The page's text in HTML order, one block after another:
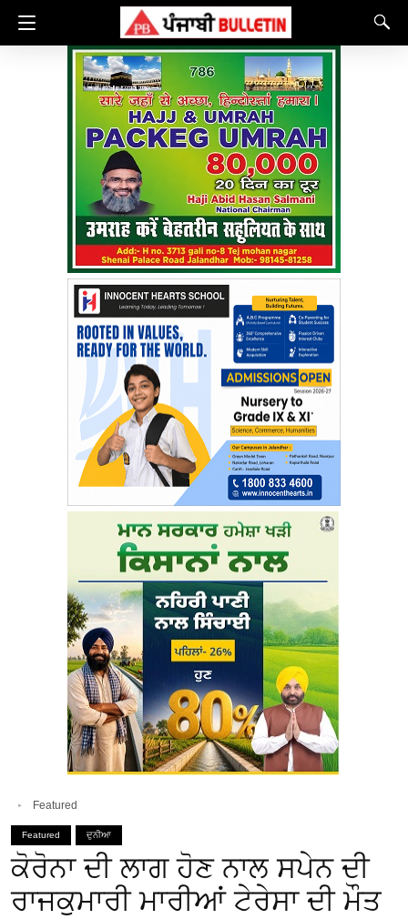
Featured
Featured ਦੁਨੀਆ
ਕੋਰੋਨਾ ਦੀ ਲਾਗ ਹੋਣ ਨਾਲ ਸਪੇਨ ਦੀ
ਰਾਜਕੁਮਾਰੀ ਮਾਰੀਆਂ ਟੇਰੇਸਾ ਦੀ ਮੌਤ